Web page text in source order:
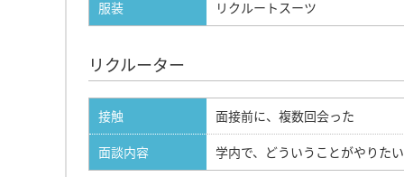
服装
リクルートスーツ
リクルーター
接触
面接前に、複数回会った
面談内容
学内で、どういうことがやりたい